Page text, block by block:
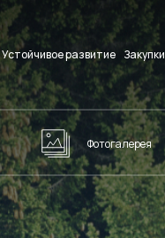
Устойчивое развитие Закупки
Фотогалерея